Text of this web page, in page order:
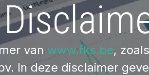
van www.fks.be,
In deze disclaimer